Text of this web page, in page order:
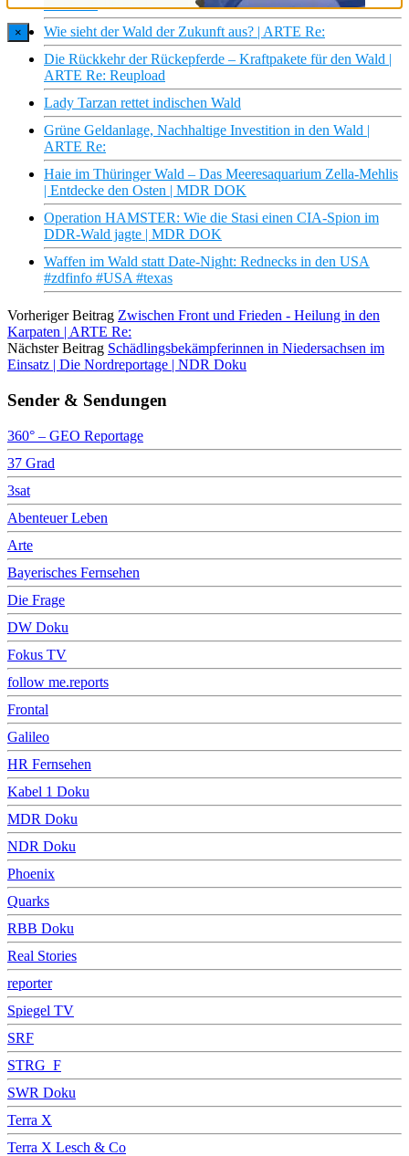
STRG_F
Wie sieht der Wald der Zukunft aus? | ARTE Re:
Die Rückkehr der Rückepferde – Kraftpakete für den Wald |
ARTE Re: Reupload
Lady Tarzan rettet indischen Wald
Grüne Geldanlage, Nachhaltige Investition in den Wald |
ARTE Re:
Haie im Thüringer Wald – Das Meeresaquarium Zella-Mehlis
| Entdecke den Osten | MDR DOK
Operation HAMSTER: Wie die Stasi einen CIA-Spion im
DDR-Wald jagte | MDR DOK
Waffen im Wald statt Date-Night: Rednecks in den USA
#zdfinfo #USA #texas
Vorheriger Beitrag Zwischen Front und Frieden - Heilung in den
Karpaten | ARTE Re:
Nächster Beitrag Schädlingsbekämpferinnen in Niedersachsen im
Einsatz | Die Nordreportage | NDR Doku
Sender & Sendungen
360° – GEO Reportage
37 Grad
3sat
Abenteuer Leben
Arte
Bayerisches Fernsehen
Die Frage
DW Doku
Fokus TV
follow me.reports
Frontal
Galileo
HR Fernsehen
Kabel 1 Doku
MDR Doku
NDR Doku
Phoenix
Quarks
RBB Doku
Real Stories
reporter
Spiegel TV
SRF
STRG_F
SWR Doku
Terra X
Terra X Lesch & Co
×